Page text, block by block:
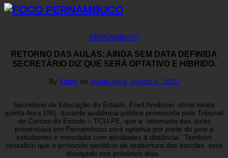
PERNAMBUCO
RETORNO DAS AULAS: AINDA SEM DATA DEFINIDA
SECRETÁRIO DIZ QUE SERÁ OPTATIVO E HÍBRIDO.
By Editor on quinta-feira, agosto 6, 2020
Secretário de Educação do Estado, Fred Amâncio disse nesta
quinta-feira (06) durante audiência pública promovida pelo Tribunal
de Contas do Estado – TCU-PE, que a retomada das aulas
presenciais em Pernambuco será optativa por parte de pais e
estudantes e mesclada com atividades à distância. Também
ressaltou que o protocolo sanitário de reabertura das escolas será
divulgado nos próximos dias.